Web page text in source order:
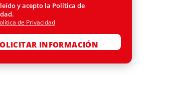
y acepto la Política de
de Privacidad
deja este campo vacío.